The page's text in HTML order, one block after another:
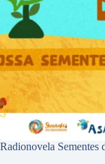
Radionovela Sementes